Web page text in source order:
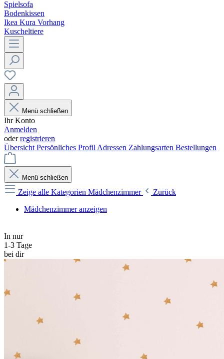
Spielsofa
Bodenkissen
Ikea Kura Vorhang
Kuscheltiere
Menü schließen
Ihr Konto
Anmelden
oderregistrieren
Übersicht Persönliches Profil Adressen Zahlungsarten Bestellungen
Menü schließen
Zeige alle Kategorien Mädchenzimmer
Zurück
Mädchenzimmer anzeigen
In nur
1-3 Tage
bei dir